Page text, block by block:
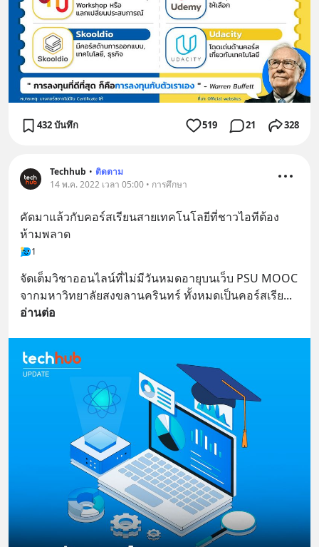
432 บันทึก 519 21 328
Techhub • ติดตาม
14 พ.ค. 2022 เวลา 05:00 • การศึกษา
คัดมาแล้วกับคอร์สเรียนสายเทคโนโลยีที่ชาวไอทีต้อง
ห้ามพลาด
1
จัดเต็มวิชาออนไลน์ที่ไม่มีวันหมดอายุบนเว็บ PSU MOOC
จากมหาวิทยาลัยสงขลานครินทร์ ทั้งหมดเป็นคอร์สเรีย
อ่านต่อ